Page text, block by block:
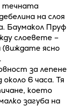
течната
на слоя
Баумакол Пруф
слоевете –
(виждате ясно
за лепене
6 часа. Тя
което
загуба на